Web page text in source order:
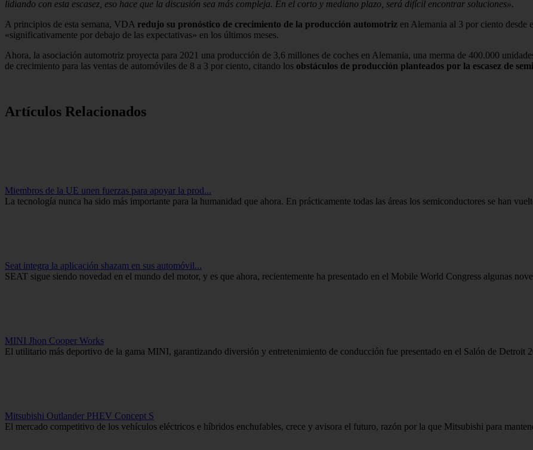
lidiando con esta escasez, eso hace que la discusión sea más compleja. En el corto y mediano plazo, será difícil encontrar soluciones».
A principios de esta semana, VDA redujo su pronóstico de crecimiento de la producción automotriz en Alemania al 3 por ciento desde
«significativamente por debajo de las expectativas» en los últimos meses.
Ahora, la asociación automotriz proyecta para 2021 una producción de 3,6 millones de coches en Alemania, una merma de 400.000
de crecimiento para las ventas de automóviles de 8 a 3 por ciento, citando los obstáculos de producción planteados por la escasez de
Artículos Relacionados
Miembros de la UE unen fuerzas para apoyar la prod...
La tecnología nunca ha sido más importante para la humanidad que ahora. En prácticamente todas las áreas los semiconductores se han
Seat integra la aplicación shazam en sus automóvil...
SEAT sigue siendo novedad en el mundo del motor, y es que ahora, recientemente ha presentado en el Mobile World Congress algunas
MINI Jhon Cooper Works
El utilitario más deportivo de la gama MINI, garantizando diversión y entretenimiento de conducción fue presentado en el Salón de Detroit
Mitsubishi Outlander PHEV Concept S
El mercado competitivo de los vehículos eléctricos e híbridos enchufables, crece y avisora el futuro, razón por la que Mitsubishi para